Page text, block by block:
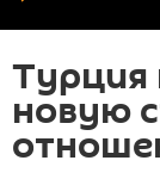
Турция
новую